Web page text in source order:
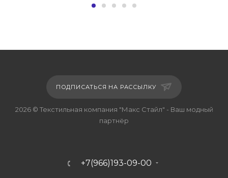
ПОДПИСАТЬСЯ НА РАССЫЛКУ
2026 © Текстильная компания "Макс Стайл" - Ваш модный
партнёр
+7(966)193-09-00